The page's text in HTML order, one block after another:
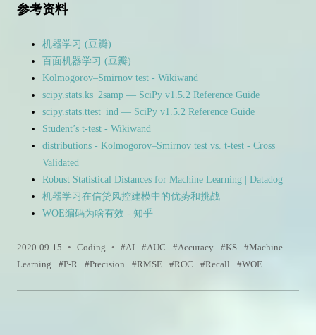
参考资料
机器学习 (豆瓣)
百面机器学习 (豆瓣)
Kolmogorov–Smirnov test - Wikiwand
scipy.stats.ks_2samp — SciPy v1.5.2 Reference Guide
scipy.stats.ttest_ind — SciPy v1.5.2 Reference Guide
Student’s t-test - Wikiwand
distributions - Kolmogorov–Smirnov test vs. t-test - Cross
Validated
Robust Statistical Distances for Machine Learning | Datadog
机器学习在信贷风控建模中的优势和挑战
WOE编码为啥有效 - 知乎
2020-09-15 • Coding • AI AUC Accuracy KS
Machine
Learning
P-R Precision RMSE ROC Recall WOE